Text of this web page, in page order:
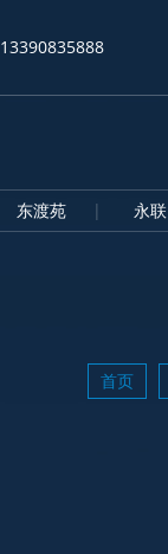
13390835888
东渡苑 永联
首页